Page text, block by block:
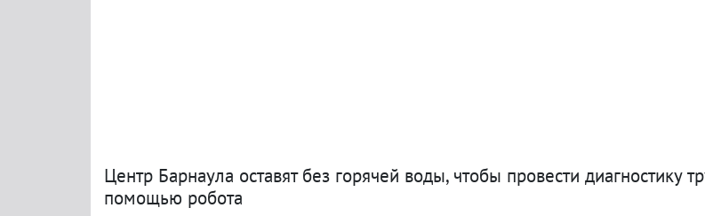
Центр Барнаула оставят без горячей воды, чтобы провести диагностику
помощью робота